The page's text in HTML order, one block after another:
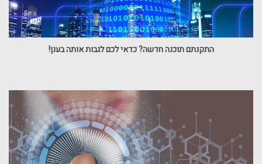
התקנתם תוכנה חדשה? כדאי לכם לגבות אותה בענן!